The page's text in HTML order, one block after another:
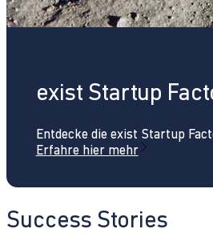
exist Startup
Entdecke die exist Startup
Erfahre hier mehr
Success Stories